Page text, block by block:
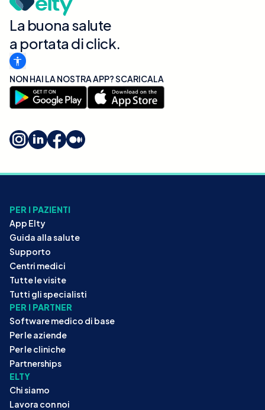
La buona salute
a portata di click.
NON HAI LA NOSTRA APP? SCARICALA
PER I PAZIENTI
App Elty
Guida alla salute
Supporto
Centri medici
Tutte le visite
Tutti gli specialisti
PER I PARTNER
Software medico di base
Per le aziende
Per le cliniche
Partnerships
ELTY
Chi siamo
Lavora con noi